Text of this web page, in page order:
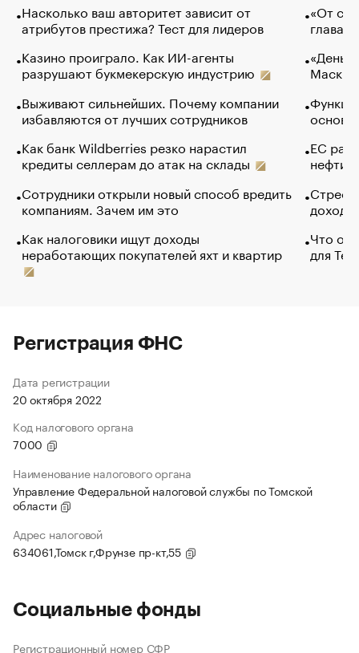
Насколько ваш авторитет зависит от
атрибутов престижа? Тест для лидеров
Казино проиграло. Как ИИ-агенты
разрушают букмекерскую индустрию
Выживают сильнейших. Почему компании
избавляются от лучших сотрудников
Как банк Wildberries резко нарастил
кредиты селлерам до атак на склады
Сотрудники открыли новый способ вредить
компаниям. Зачем им это
Как налоговики ищут доходы
неработающих покупателей яхт и квартир
«От
глава
Маск в
основ
ЕС
нефти
Что
для
Регистрация ФНС
Дата регистрации
20 октября 2022
Код налогового органа
7000
Наименование налогового органа
Управление Федеральной налоговой службы по Томской
области
Адрес налоговой
634061,Томск г,Фрунзе пр-кт,55
Социальные фонды
Регистрационный номер СФР